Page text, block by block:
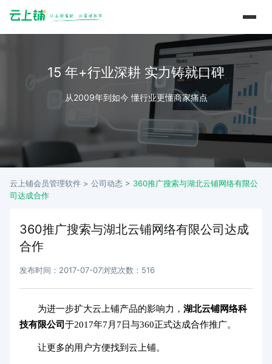
15 年+行业深耕 实力铸就口碑
从2009年到如今 懂行业更懂商家痛点
云上铺会员管理软件 > 公司动态 > 360推广搜索与湖北云铺网络有限公
司达成合作
360推广搜索与湖北云铺网络有限公司达成
合作
发布时间：2017-07-07浏览次数：516
为进一步扩大云上铺产品的影响力， 湖北云铺网络科
技有限公司 于2017年7月7日与360正式达成合作推广。
让更多的用户方便找到云上铺。